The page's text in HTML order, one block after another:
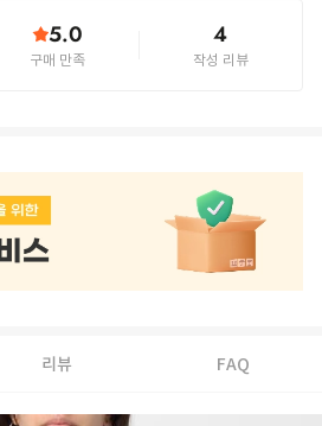
5.0
구매 만족
4
작성 리뷰
리뷰 FAQ